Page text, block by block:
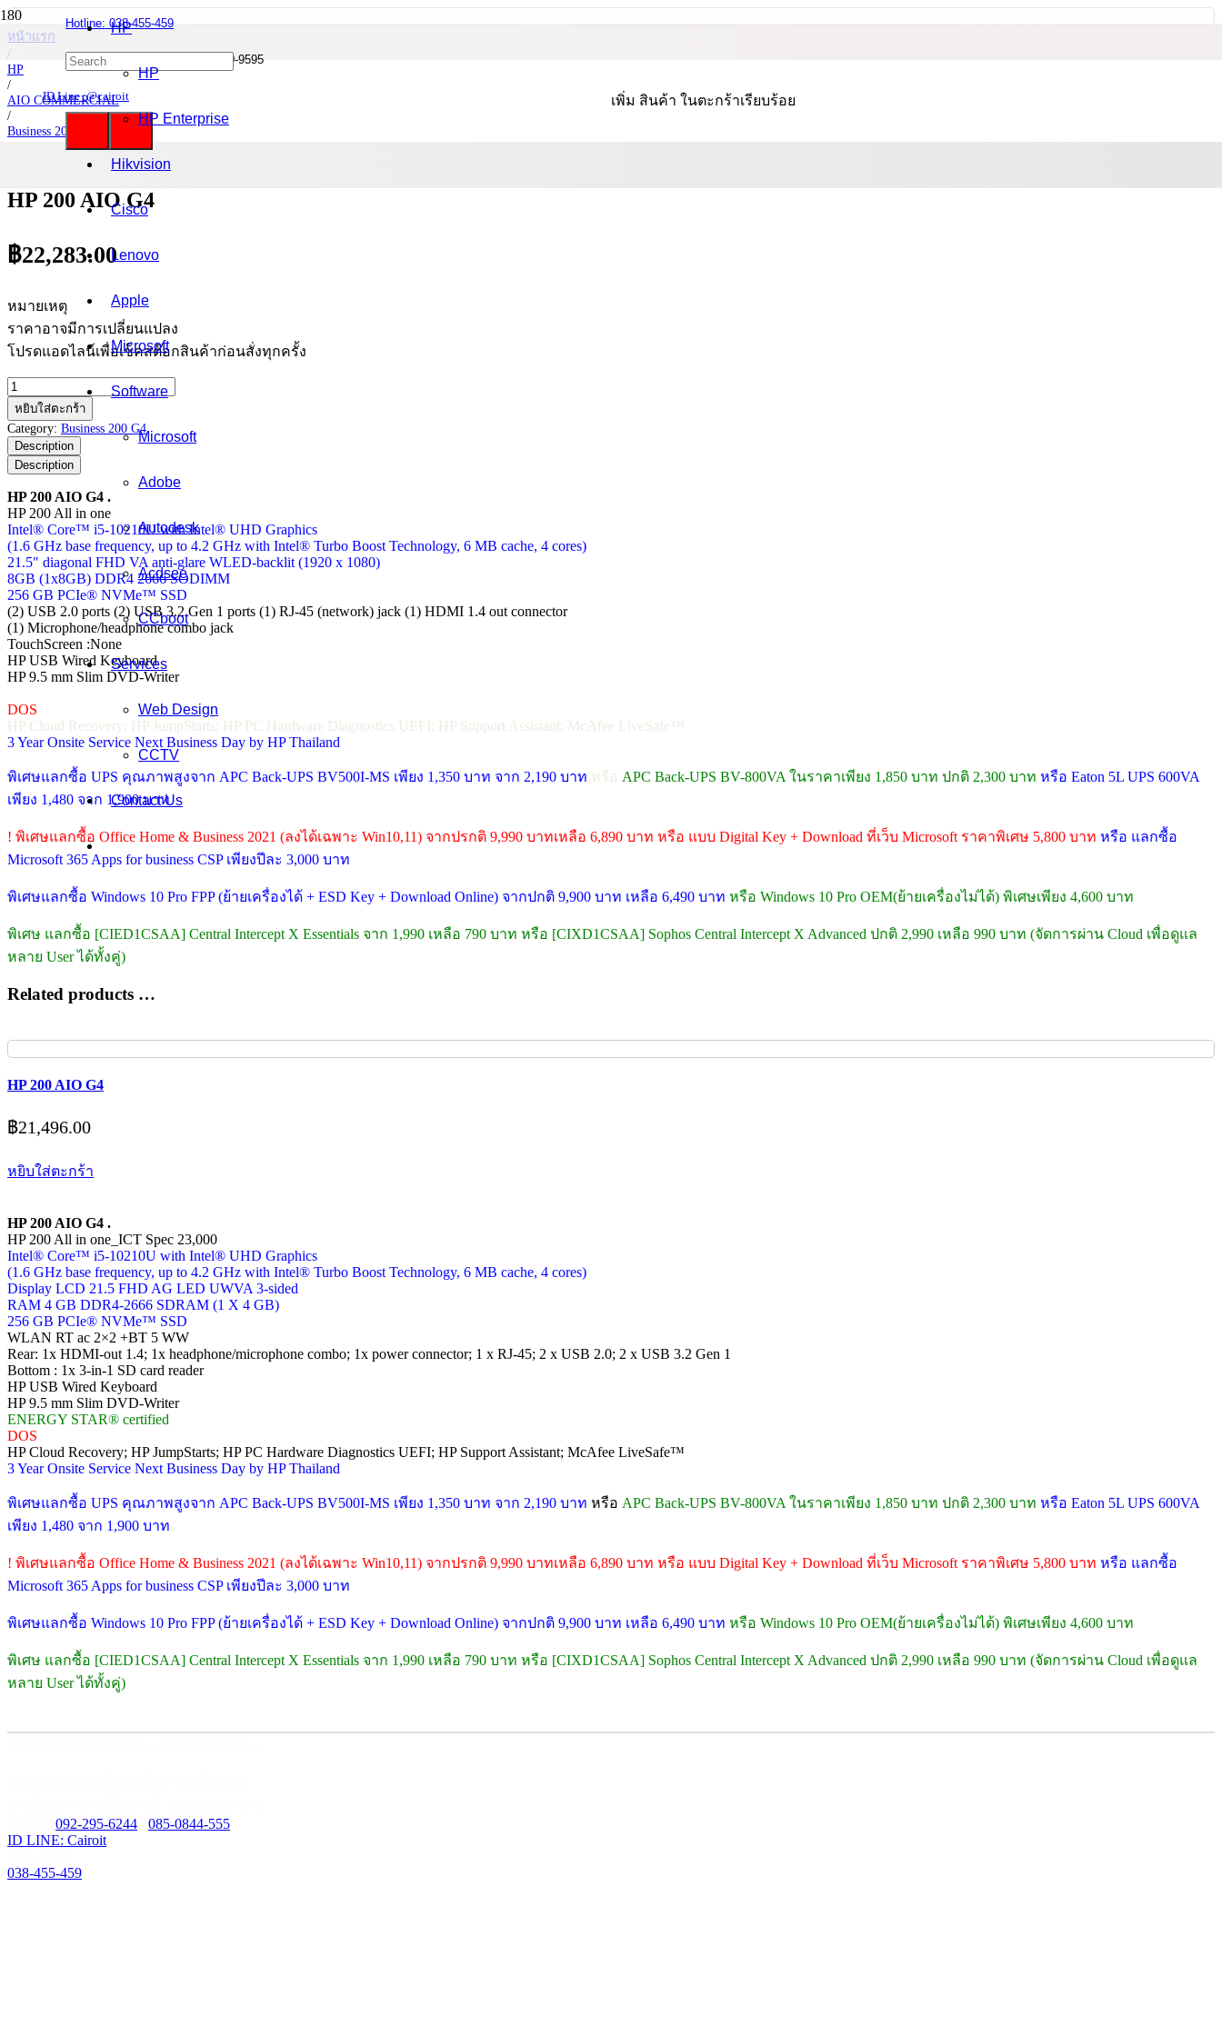
Hotline: 038-455-459
Mobile : 085-0844-555 / 090-980-9595
ID Line :@cairoit เพิ่ม สินค้า ในตะกร้าเรียบร้อย
HP
HP
HP Enterprise
Hikvision
Cisco
Lenovo
Apple
Microsoft
Software
Microsoft
Adobe
Autodesk
Acdsee
CCboot
Services
Web Design
CCTV
Contact Us
หน้าแรก
/
HP
/
AIO COMMERCIAL
/
Business 200 G4
HP 200 AIO G4
HP 200 AIO G4
฿22,283.00
หมายเหตุ
ราคาอาจมีการเปลี่ยนแปลง
โปรดแอดไลน์เพื่อเช็คสต๊อกสินค้าก่อนสั่งทุกครั้ง
จำนวน
HP
200
AIO
G4
ชิ้น
หยิบใส่ตะกร้า
Category: Business 200 G4
Description
Description
HP 200 AIO G4 .
HP 200 All in one
Intel® Core™ i5-10210U with Intel® UHD Graphics
(1.6 GHz base frequency, up to 4.2 GHz with Intel® Turbo Boost Technology, 6 MB cache, 4 cores)
21.5″ diagonal FHD VA anti-glare WLED-backlit (1920 x 1080)
8GB (1x8GB) DDR4 2666 SODIMM
256 GB PCIe® NVMe™ SSD
(2) USB 2.0 ports (2) USB 3.2 Gen 1 ports (1) RJ-45 (network) jack (1) HDMI 1.4 out connector
(1) Microphone/headphone combo jack
TouchScreen :None
HP USB Wired Keyboard
HP 9.5 mm Slim DVD-Writer
DOS
HP Cloud Recovery; HP JumpStarts; HP PC Hardware Diagnostics UEFI; HP Support Assistant; McAfee LiveSafe™
3 Year Onsite Service Next Business Day by HP Thailand
พิเศษแลกซื้อ UPS คุณภาพสูงจาก APC Back-UPS BV500I-MS เพียง 1,350 บาท จาก 2,190 บาท หรือ APC Back-UPS BV-800VA ในราคาเพียง 1,850 บาท ปกติ 2,300 บาท หรือ Eaton 5L UPS 600VA
เพียง 1,480 จาก 1,900 บาท
! พิเศษแลกซื้อ Office Home & Business 2021 (ลงได้เฉพาะ Win10,11) จากปรกติ 9,990 บาทเหลือ 6,890 บาท หรือ แบบ Digital Key + Download ที่เว็บ Microsoft ราคาพิเศษ 5,800 บาท หรือ แลกซื้อ
Microsoft 365 Apps for business CSP เพียงปีละ 3,000 บาท
พิเศษแลกซื้อ Windows 10 Pro FPP (ย้ายเครื่องได้ + ESD Key + Download Online) จากปกติ 9,900 บาท เหลือ 6,490 บาท หรือ Windows 10 Pro OEM(ย้ายเครื่องไม่ได้) พิเศษเพียง 4,600 บาท
พิเศษ แลกซื้อ [CIED1CSAA] Central Intercept X Essentials จาก 1,990 เหลือ 790 บาท หรือ [CIXD1CSAA] Sophos Central Intercept X Advanced ปกติ 2,990 เหลือ 990 บาท (จัดการผ่าน Cloud เพื่อดูแล
หลาย User ได้ทั้งคู่)
Related products …
HP 200 AIO G4
฿21,496.00
หยิบใส่ตะกร้า
HP 200 AIO G4 .
HP 200 All in one_ICT Spec 23,000
Intel® Core™ i5-10210U with Intel® UHD Graphics
(1.6 GHz base frequency, up to 4.2 GHz with Intel® Turbo Boost Technology, 6 MB cache, 4 cores)
Display LCD 21.5 FHD AG LED UWVA 3-sided
RAM 4 GB DDR4-2666 SDRAM (1 X 4 GB)
256 GB PCIe® NVMe™ SSD
WLAN RT ac 2×2 +BT 5 WW
Rear: 1x HDMI-out 1.4; 1x headphone/microphone combo; 1x power connector; 1 x RJ-45; 2 x USB 2.0; 2 x USB 3.2 Gen 1
Bottom : 1x 3-in-1 SD card reader
HP USB Wired Keyboard
HP 9.5 mm Slim DVD-Writer
ENERGY STAR® certified
DOS
HP Cloud Recovery; HP JumpStarts; HP PC Hardware Diagnostics UEFI; HP Support Assistant; McAfee LiveSafe™
3 Year Onsite Service Next Business Day by HP Thailand
พิเศษแลกซื้อ UPS คุณภาพสูงจาก APC Back-UPS BV500I-MS เพียง 1,350 บาท จาก 2,190 บาท หรือ APC Back-UPS BV-800VA ในราคาเพียง 1,850 บาท ปกติ 2,300 บาท หรือ Eaton 5L UPS 600VA
เพียง 1,480 จาก 1,900 บาท
! พิเศษแลกซื้อ Office Home & Business 2021 (ลงได้เฉพาะ Win10,11) จากปรกติ 9,990 บาทเหลือ 6,890 บาท หรือ แบบ Digital Key + Download ที่เว็บ Microsoft ราคาพิเศษ 5,800 บาท หรือ แลกซื้อ
Microsoft 365 Apps for business CSP เพียงปีละ 3,000 บาท
พิเศษแลกซื้อ Windows 10 Pro FPP (ย้ายเครื่องได้ + ESD Key + Download Online) จากปกติ 9,900 บาท เหลือ 6,490 บาท หรือ Windows 10 Pro OEM(ย้ายเครื่องไม่ได้) พิเศษเพียง 4,600 บาท
พิเศษ แลกซื้อ [CIED1CSAA] Central Intercept X Essentials จาก 1,990 เหลือ 790 บาท หรือ [CIXD1CSAA] Sophos Central Intercept X Advanced ปกติ 2,990 เหลือ 990 บาท (จัดการผ่าน Cloud เพื่อดูแล
หลาย User ได้ทั้งคู่)
092-295-6244
085-0844-555
ID LINE: Cairoit
038-455-459